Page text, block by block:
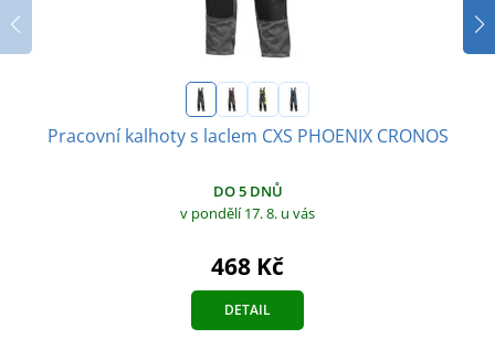
Pracovní kalhoty s laclem CXS PHOENIX CRONOS
DO 5 DNŮ
v pondělí 17. 8. u vás
468 Kč
DETAIL